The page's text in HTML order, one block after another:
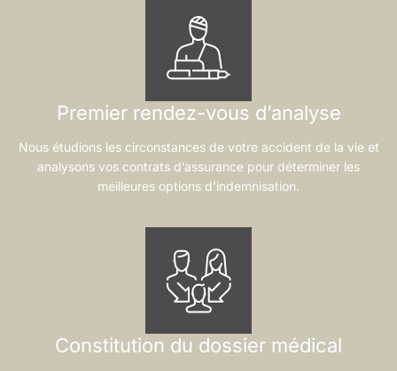
Premier rendez-vous d’analyse
Nous étudions les circonstances de votre accident de la vie et
analysons vos contrats d’assurance pour déterminer les
meilleures options d’indemnisation.
Constitution du dossier médical